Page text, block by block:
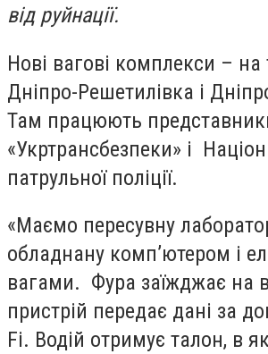
від руйнації.
Нові вагові комплекси – на
Дніпро-Решетилівка і
Там працюють
«Укртрансбезпеки» і
патрульної поліції.
«Маємо пересувну
обладнану комп’ютером і
вагами. Фура заїжджає на
пристрій передає дані за
Fi. Водій отримує талон, в